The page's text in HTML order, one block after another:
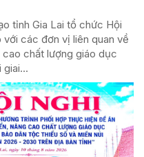
tỉnh Gia Lai tổ chức Hội
các đơn vị liên quan về
chất lượng giáo dục
giai...